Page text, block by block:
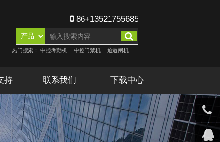
86+13521755685
热门搜索： 中控考勤机 中控门禁机 通道闸机
持 联系我们 下载中心